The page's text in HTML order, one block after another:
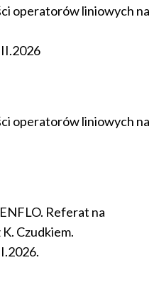
operatorów liniowych na
operatorów liniowych na
Referat na
Czudkiem.